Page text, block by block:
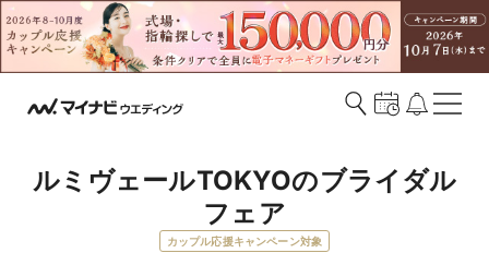
ルミヴェールTOKYOのブライダル
フェア
カップル応援キャンペーン対象